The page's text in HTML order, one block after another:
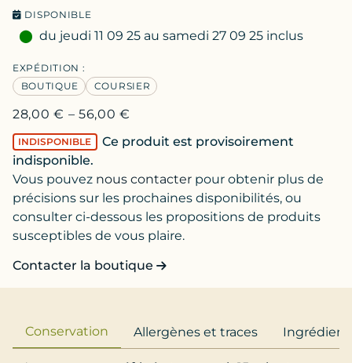
DISPONIBLE
du jeudi 11 09 25 au samedi 27 09 25 inclus
EXPÉDITION :
BOUTIQUE
COURSIER
28,00€ –56,00€
INDISPONIBLE
Ce produit est provisoirement
indisponible.
Vous pouvez nous contacter pour obtenir plus de
précisions sur les prochaines disponibilités, ou
consulter ci-dessous les propositions de produits
susceptibles de vous plaire.
Contacter la boutique
Conservation Allergènes et traces